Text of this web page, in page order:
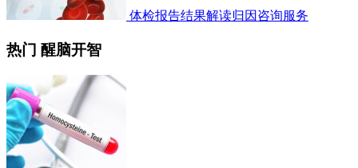
体检报告结果解读归因咨询服务
热门 醒脑开智